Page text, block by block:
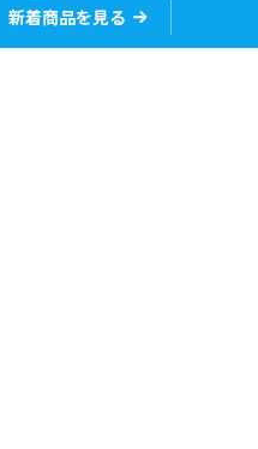
新着商品を見る